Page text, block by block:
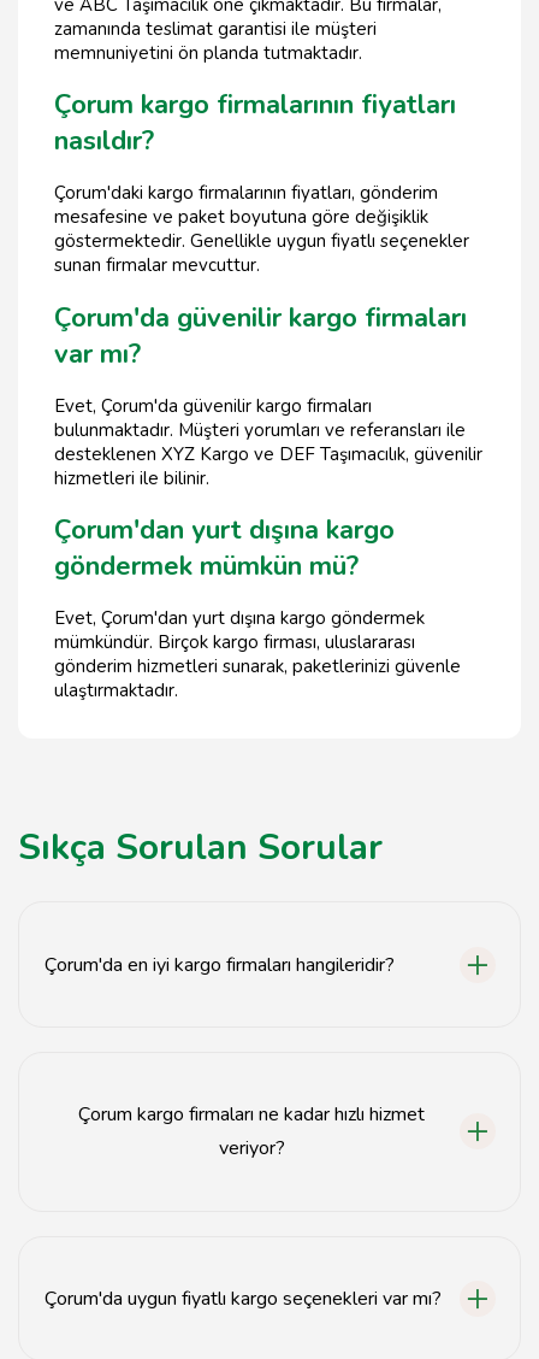
zamanında teslimat garantisi ile müşteri
memnuniyetini ön planda tutmaktadır.
Çorum kargo firmalarının fiyatları
nasıldır?
Çorum'daki kargo firmalarının fiyatları, gönderim
mesafesine ve paket boyutuna göre değişiklik
göstermektedir. Genellikle uygun fiyatlı seçenekler
sunan firmalar mevcuttur.
Çorum'da güvenilir kargo firmaları
var mı?
Evet, Çorum'da güvenilir kargo firmaları
bulunmaktadır. Müşteri yorumları ve referansları ile
desteklenen XYZ Kargo ve DEF Taşımacılık, güvenilir
hizmetleri ile bilinir.
Çorum'dan yurt dışına kargo
göndermek mümkün mü?
Evet, Çorum'dan yurt dışına kargo göndermek
mümkündür. Birçok kargo firması, uluslararası
gönderim hizmetleri sunarak, paketlerinizi güvenle
ulaştırmaktadır.
Sıkça Sorulan Sorular
Çorum'da en iyi kargo firmaları hangileridir?
Çorum kargo firmaları ne kadar hızlı hizmet
veriyor?
Çorum'da uygun fiyatlı kargo seçenekleri var mı?